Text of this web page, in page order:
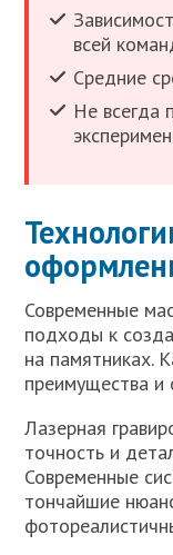
всей
Средние
Не всегда
Современные
подходы к
на памятниках.
преимущества и
Лазерная
точность и
Современные
тончайшие